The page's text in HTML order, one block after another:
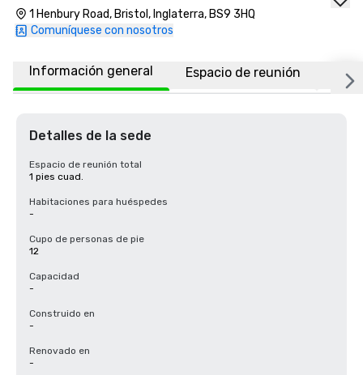
1 Henbury Road, Bristol, Inglaterra, BS9 3HQ
Comuníquese con nosotros
Información general Espacio de reunión
Detalles de la sede
Espacio de reunión total
1 pies cuad.
Habitaciones para huéspedes
-
Cupo de personas de pie
12
Capacidad
-
Construido en
-
Renovado en
-